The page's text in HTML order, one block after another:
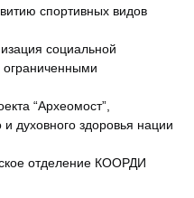
спортивных видов
социальной
ограниченными
“Археомост”,
духовного здоровья нации
отделение КООРДИ